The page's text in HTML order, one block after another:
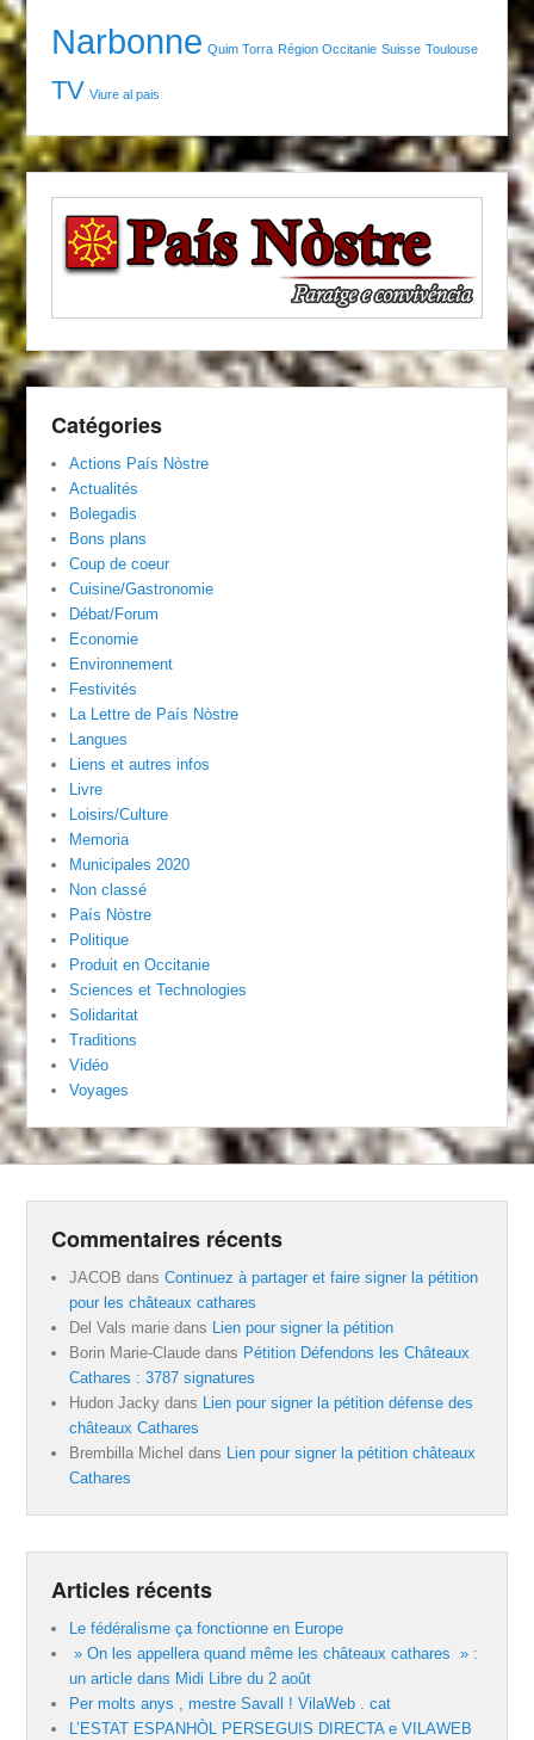
Narbonne Quim Torra Région Occitanie Suisse Toulouse
TV Viure al pais
Catégories
Actions País Nòstre
Actualités
Bolegadis
Bons plans
Coup de coeur
Cuisine/Gastronomie
Débat/Forum
Economie
Environnement
Festivités
La Lettre de País Nòstre
Langues
Liens et autres infos
Livre
Loisirs/Culture
Memoria
Municipales 2020
Non classé
País Nòstre
Politique
Produit en Occitanie
Sciences et Technologies
Solidaritat
Traditions
Vidéo
Voyages
Commentaires récents
JACOB dansContinuez à partager et faire signer la pétition
pour les châteaux cathares
Del Vals marie dans
Lien pour signer la pétition
Borin Marie-Claude dans Pétition Défendons les Châteaux
Cathares : 3787 signatures
Hudon Jacky dans
Lien pour signer la pétition défense des
châteaux Cathares
Brembilla Michel dans
Lien pour signer la pétition châteaux
Cathares
Articles récents
Le fédéralisme ça fonctionne en Europe
» On les appellera quand même les châteaux cathares » :
un article dans Midi Libre du 2 août
Per molts anys , mestre Savall ! VilaWeb . cat
L’ESTAT ESPANHÒL PERSEGUIS DIRECTA e VILAWEB